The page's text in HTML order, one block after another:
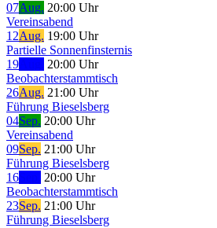
07Aug. 20:00 Uhr
Vereinsabend
12Aug. 19:00 Uhr
Partielle Sonnenfinsternis
19
20:00 Uhr
Beobachterstammtisch
26Aug. 21:00 Uhr
Führung Bieselsberg
04Sep. 20:00 Uhr
Vereinsabend
09Sep. 21:00 Uhr
Führung Bieselsberg
16
20:00 Uhr
Beobachterstammtisch
23Sep. 21:00 Uhr
Führung Bieselsberg